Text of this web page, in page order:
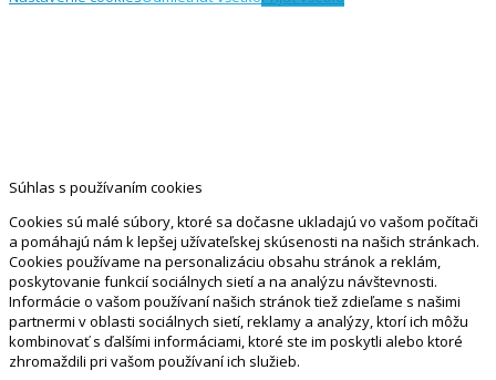
Súhlas s používaním cookies
Cookies sú malé súbory, ktoré sa dočasne ukladajú vo vašom počítači
a pomáhajú nám k lepšej užívateľskej skúsenosti na našich stránkach.
Cookies používame na personalizáciu obsahu stránok a reklám,
poskytovanie funkcií sociálnych sietí a na analýzu návštevnosti.
Informácie o vašom používaní našich stránok tiež zdieľame s našimi
partnermi v oblasti sociálnych sietí, reklamy a analýzy, ktorí ich môžu
kombinovať s ďalšími informáciami, ktoré ste im poskytli alebo ktoré
zhromaždili pri vašom používaní ich služieb.